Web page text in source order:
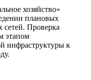
хозяйство»
плановых
сетей. Проверка
этапом
инфраструктуры к